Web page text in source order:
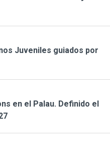
Juveniles guiados por
en el Palau. Definido el